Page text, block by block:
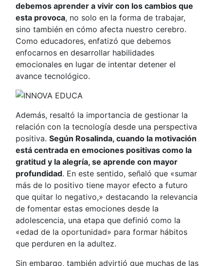
debemos aprender a vivir con los cambios que
esta provoca, no solo en la forma de trabajar,
sino también en cómo afecta nuestro cerebro.
Como educadores, enfatizó que debemos
enfocarnos en desarrollar habilidades
emocionales en lugar de intentar detener el
avance tecnológico.
Además, resaltó la importancia de gestionar la
relación con la tecnología desde una perspectiva
positiva.Según Rosalinda, cuando la motivación
está centrada en emociones positivas como la
gratitud y la alegría, se aprende con mayor
profundidad. En este sentido, señaló que «sumar
más de lo positivo tiene mayor efecto a futuro
que quitar lo negativo,» destacando la relevancia
de fomentar estas emociones desde la
adolescencia, una etapa que definió como la
«edad de la oportunidad» para formar hábitos
que perduren en la adultez.
Sin embargo, también advirtió que muchas de las